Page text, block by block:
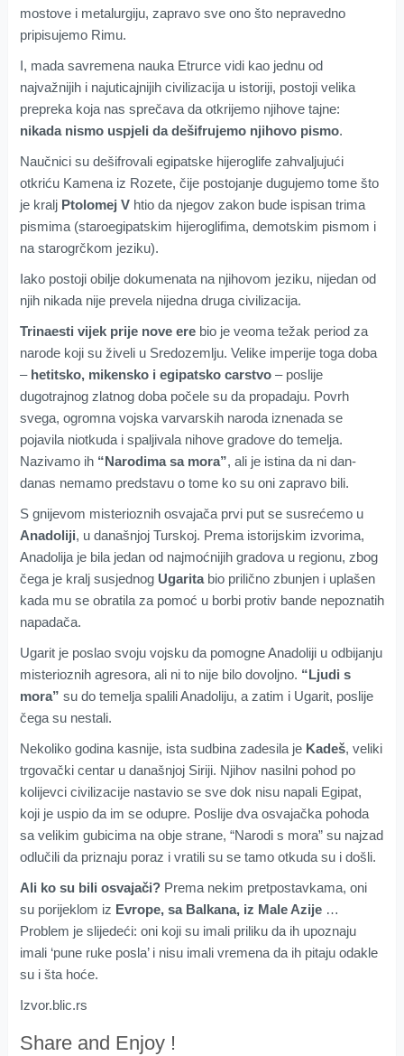
mostove i metalurgiju, zapravo sve ono što nepravedno
pripisujemo Rimu.
I, mada savremena nauka Etrurce vidi kao jednu od
najvažnijih i najuticajnijih civilizacija u istoriji, postoji velika
prepreka koja nas sprečava da otkrijemo njihove tajne:
nikada nismo uspjeli da dešifrujemo njihovo pismo.
Naučnici su dešifrovali egipatske hijeroglife zahvaljujući
otkriću Kamena iz Rozete, čije postojanje dugujemo tome što
je kralj Ptolomej Vhtio da njegov zakon bude ispisan trima
pismima (staroegipatskim hijeroglifima, demotskim pismom i
na starogrčkom jeziku).
Iako postoji obilje dokumenata na njihovom jeziku, nijedan od
njih nikada nije prevela nijedna druga civilizacija.
Trinaesti vijek prije nove erebio je veoma težak period za
narode koji su živeli u Sredozemlju. Velike imperije toga doba
– hetitsko, mikensko i egipatsko carstvo– poslije
dugotrajnog zlatnog doba počele su da propadaju. Povrh
svega, ogromna vojska varvarskih naroda iznenada se
pojavila niotkuda i spaljivala nihove gradove do temelja.
Nazivamo ih “Narodima sa mora”, ali je istina da ni dan-
danas nemamo predstavu o tome ko su oni zapravo bili.
S gnijevom misterioznih osvajača prvi put se susrećemo u
Anadoliji, u današnjoj Turskoj. Prema istorijskim izvorima,
Anadolija je bila jedan od najmoćnijih gradova u regionu, zbog
čega je kralj susjednog Ugaritabio prilično zbunjen i uplašen
kada mu se obratila za pomoć u borbi protiv bande nepoznatih
napadača.
Ugarit je poslao svoju vojsku da pomogne Anadoliji u odbijanju
misterioznih agresora, ali ni to nije bilo dovoljno. “Ljudi s
mora” su do temelja spalili Anadoliju, a zatim i Ugarit, poslije
čega su nestali.
Nekoliko godina kasnije, ista sudbina zadesila je Kadeš, veliki
trgovački centar u današnjoj Siriji. Njihov nasilni pohod po
kolijevci civilizacije nastavio se sve dok nisu napali Egipat,
koji je uspio da im se odupre. Poslije dva osvajačka pohoda
sa velikim gubicima na obje strane, “Narodi s mora” su najzad
odlučili da priznaju poraz i vratili su se tamo otkuda su i došli.
Ali ko su bili osvajači?Prema nekim pretpostavkama, oni
su porijeklom iz Evrope, sa Balkana, iz Male Azije…
Problem je slijedeći: oni koji su imali priliku da ih upoznaju
imali ‘pune ruke posla’ i nisu imali vremena da ih pitaju odakle
su i šta hoće.
Izvor.blic.rs
Share and Enjoy !